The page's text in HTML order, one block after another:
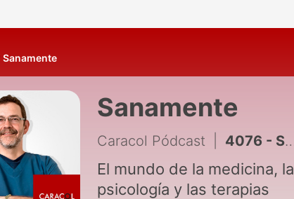
Sanamente
Sanamente
Caracol Pódcast 4076 - SANAMENTE ANEMIA 11 DE AGOSTO
El mundo de la medicina, la
psicología y las terapias